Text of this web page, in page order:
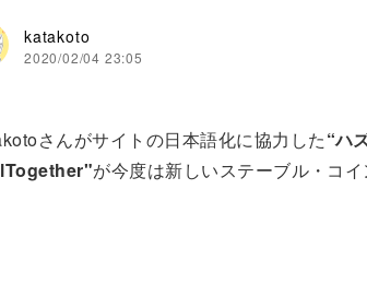
katakoto
2020/02/04 23:05
さんがサイトの日本語化に協力した“ハ
が今度は新しいステーブル・コイ